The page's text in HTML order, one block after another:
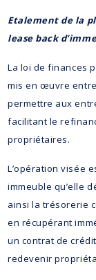
Etalement de la
lease back
La loi de finances
mis en œuvre
permettre aux
facilitant le
propriétaires.
L’opération visée
immeuble qu’elle
ainsi la trésorerie
en récupérant
un contrat de
redevenir